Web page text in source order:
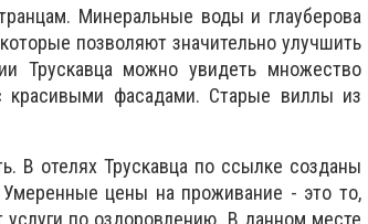
Минеральные воды и глауберова
позволяют значительно улучшить
Трускавца можно увидеть множество
красивыми фасадами. Старые виллы из
В отелях Трускавца по ссылке созданы
цены на проживание - это то,
по оздоровлению. В данном месте